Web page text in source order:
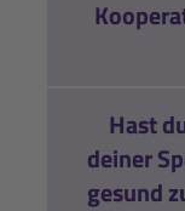
Hast
deiner
gesund